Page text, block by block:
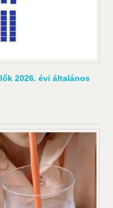
2026. évi általános